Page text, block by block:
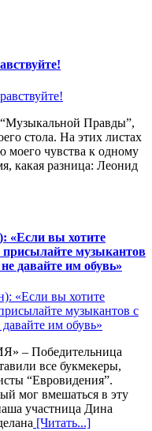
Правды”,
стола. На этих листах
моего чувства к одному
какая разница: Леонид
«Если вы хотите
присылайте музыкантов
давайте им обувь»
– Победительница
все букмекеры,
“Евровидения”.
мог вмешаться в эту
участница Дина
[Читать...]